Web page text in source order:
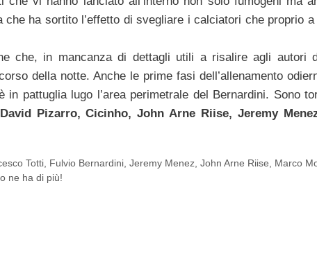
che ha sortito l’effetto di svegliare i calciatori che proprio a
che, in mancanza di dettagli utili a risalire agli autori
della notte. Anche le prime fasi dell’allenamento
pattuglia lugo l’area perimetrale del Bernardini. Sono
David Pizarro, Cicinho, John Arne Riise, Jeremy
Totti, Fulvio Bernardini,Jeremy Menez,John Arne Riise, Marco
ne ha di più!